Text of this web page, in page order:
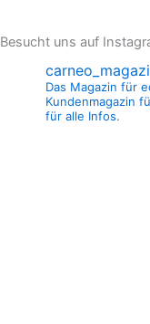
Besucht uns auf
Das Magazin für
Kundenmagazin
für alle Infos.